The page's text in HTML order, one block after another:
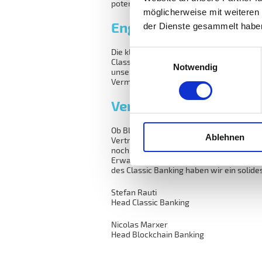
möglicherweise mit
der Dienste gesammelt
Einwilligungsauswahl
Notwendig
Ablehnen
potenziellen Business-Cases.
Enge
Die klassische Finanzwelt wächst
Classic Banking arbeiten sehr eng
unserer Kunden gerecht werden.
Vermögenswerten zu verbinden.
Vertrauen und
Ob Blockchain- oder Classic Banking:
Vertrauen und Verlässlichkeit. Als eine
noch für unsere Kunden da sein, wenn
Erwarten abflacht oder das Thema
des Classic Banking haben wir ein
Stefan Rauti
Head Classic Banking
Nicolas Marxer
Head Blockchain Banking